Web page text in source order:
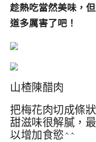
趁熱吃當然美味 ，
道多厲害了吧！
山楂陳醋肉
把梅花肉切成條
甜滋味很解膩，
以增加食慾^^